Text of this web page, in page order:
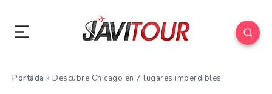
Portada » Descubre Chicago en 7 lugares imperdibles